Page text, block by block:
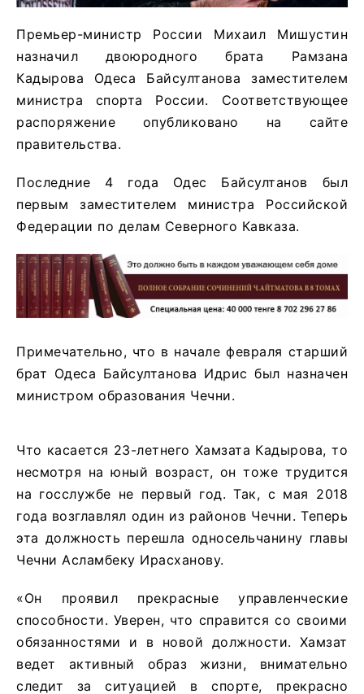
Премьер-министр России Михаил Мишустин
назначил двоюродного брата Рамзана
Кадырова Одеса Байсултанова заместителем
министра спорта России. Соответствующее
распоряжение опубликовано на сайте
правительства.
Последние 4 года Одес Байсултанов был
первым заместителем министра Российской
Федерации по делам Северного Кавказа.
Примечательно, что в начале февраля старший
брат Одеса Байсултанова Идрис был назначен
министром образования Чечни.
Что касается 23-летнего Хамзата Кадырова, то
несмотря на юный возраст, он тоже трудится
на госслужбе не первый год. Так, с мая 2018
года возглавлял один из районов Чечни. Теперь
эта должность перешла односельчанину главы
Чечни Асламбеку Ирасханову.
«Он проявил прекрасные управленческие
способности. Уверен, что справится со своими
обязанностями и в новой должности. Хамзат
ведет активный образ жизни, внимательно
следит за ситуацией в спорте, прекрасно